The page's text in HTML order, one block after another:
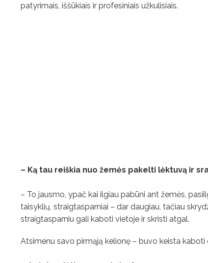
patyrimais, iššūkiais ir profesiniais užkulisiais.
– Ką tau reiškia nuo žemės pakelti lėktuvą ir
– To jausmo, ypač kai ilgiau pabūni ant žemės,
taisyklių, straigtasparniai – dar daugiau, tačiau
straigtasparniu gali kaboti vietoje ir skristi atgal.
Atsimenu savo pirmąją kelionę – buvo keista kaboti